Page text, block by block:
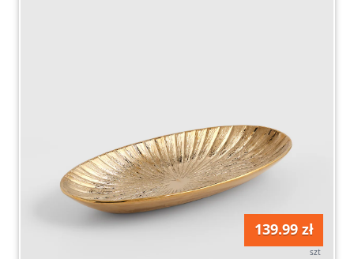
139.99 zł
szt